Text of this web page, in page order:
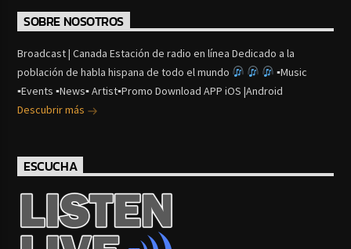
SOBRE NOSOTROS
Broadcast | Canada Estación de radio en línea Dedicado a la
población de habla hispana de todo el mundo
▪Music
▪Events ▪News▪ Artist▪Promo Download APP iOS |Android
Descubrir más
ESCUCHA